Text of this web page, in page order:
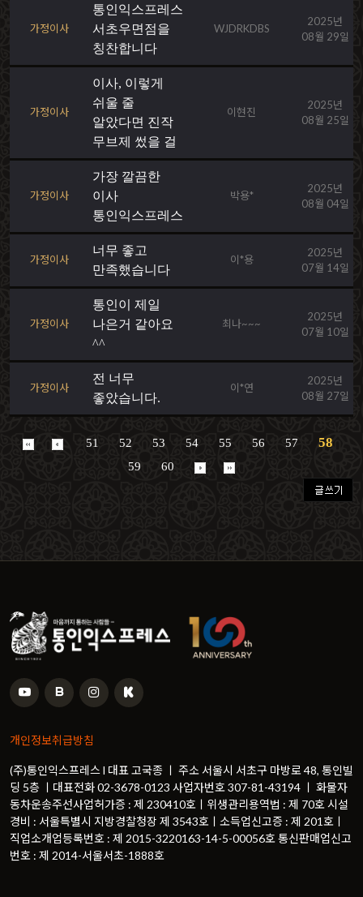
가정이사
통인익스프레스
서초우면점을
칭찬합니다
WJDRKDBS
2025년
08월 29일
가정이사
이사, 이렇게
쉬울 줄
알았다면 진작
무브제 썼을 걸
이현진
2025년
08월 25일
가정이사
가장 깔끔한
이사
통인익스프레스
박용*
2025년
08월 04일
가정이사
너무 좋고
만족했습니다
이*용
2025년
07월 14일
가정이사
통인이 제일
나은거 같아요
^^
최나~~~
2025년
07월 10일
가정이사
전 너무
좋았습니다.
이*연
2025년
08월 27일
51 52 53 54 55 56 57 58
59 60
개인정보취급방침
(주)통인익스프레스 l 대표 고국종 ㅣ 주소 서울시 서초구 마방로 48, 통인빌
딩 5층 ㅣ대표전화 02-3678-0123 사업자번호 307-81-43194 ㅣ 화물자
동차운송주선사업허가증 : 제 230410호ㅣ위생관리용역법 : 제 70호 시설
경비 : 서울특별시 지방경찰청장 제 3543호ㅣ소득업신고증 : 제 201호ㅣ
직업소개업등록번호 : 제 2015-3220163-14-5-00056호 통신판매업신고
번호 : 제 2014-서울서초-1888호